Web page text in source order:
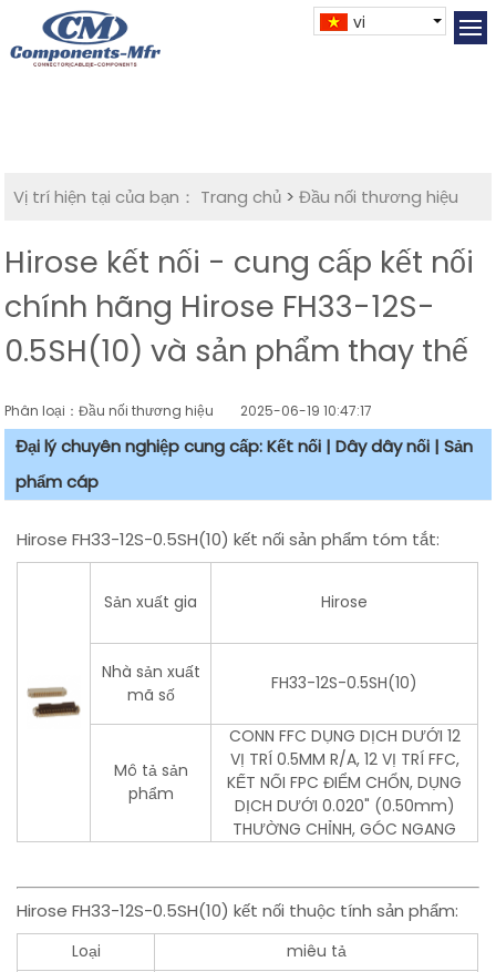
vi
Vị trí hiện tại của bạn： Trang chủ >Đầu nối thương hiệu
Hirose kết nối - cung cấp kết nối
chính hãng Hirose FH33-12S-
0.5SH(10) và sản phẩm thay thế
Phân loại：Đầu nối thương hiệu 2025-06-19 10:47:17
Đại lý chuyên nghiệp cung cấp: Kết nối | Dây dây nối | Sản
phẩm cáp
Hirose FH33-12S-0.5SH(10) kết nối sản phẩm tóm tắt:
Sản xuất gia Hirose
Nhà sản xuất
mã số
FH33-12S-0.5SH(10)
Mô tả sản
phẩm
CONN FFC DỤNG DỊCH DƯỚI 12
VỊ TRÍ 0.5MM R/A, 12 VỊ TRÍ FFC,
KẾT NỐI FPC ĐIỂM CHỔN, DỤNG
DỊCH DƯỚI 0.020" (0.50mm)
THƯỜNG CHỈNH, GÓC NGANG
Hirose FH33-12S-0.5SH(10) kết nối thuộc tính sản phẩm:
Loại miêu tả